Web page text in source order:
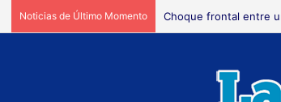
Noticias de Último Momento Necrológica